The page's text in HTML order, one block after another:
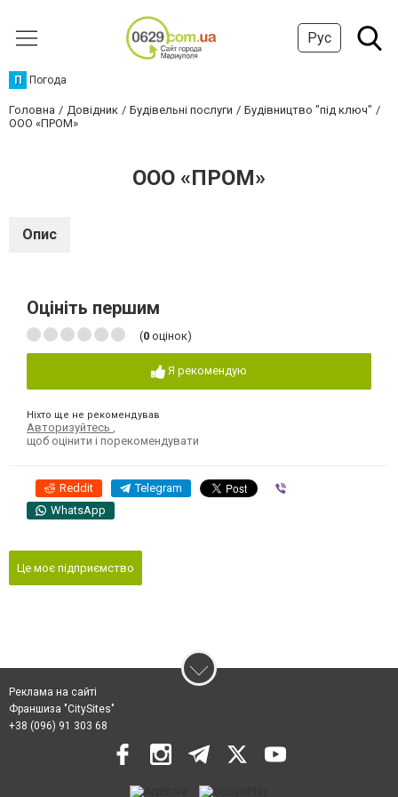
Рус
П Погода
Головна Довідник Будівельні послуги
Будівництво "під ключ"
ООО «ПРОМ»
ООО «ПРОМ»
Опис
Оцініть першим
(0 оцінок)
Я рекомендую
Ніхто ще не рекомендував
Авторизуйтесь
щоб оцінити і порекомендувати
Reddit Telegram
WhatsApp
Це моє підприємство
Реклама на сайті
Франшиза "CitySites"
+38 (096) 91 303 68